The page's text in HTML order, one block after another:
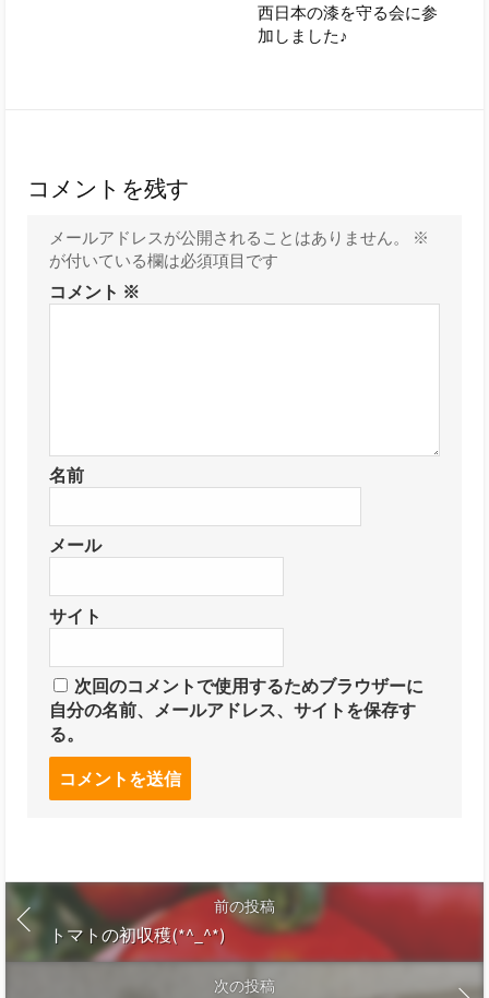
西日本の漆を守る会に参
加しました♪
コメントを残す
メールアドレスが公開されることはありません。
※
が付いている欄は必須項目です
コメント ※
名前
メール
サイト
次回のコメントで使用するためブラウザーに
自分の名前、メールアドレス、サイトを保存す
る。
前の投稿
トマトの初収穫(*^_^*)
次の投稿